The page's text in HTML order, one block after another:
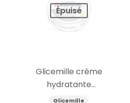
Épuisé
Glicemille crème
hydratante
antibactérienne pour
Glicemille